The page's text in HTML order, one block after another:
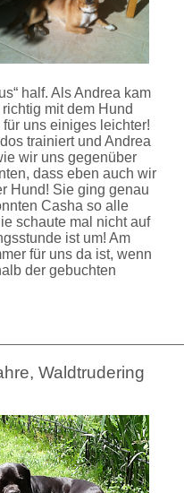
half. Als Andrea kam
mit dem Hund
uns einiges leichter!
trainiert und Andrea
wir uns gegenüber
dass eben auch wir
Hund! Sie ging genau
Casha so alle
schaute mal nicht auf
ist um! Am
für uns da ist, wenn
der gebuchten
Waldtrudering